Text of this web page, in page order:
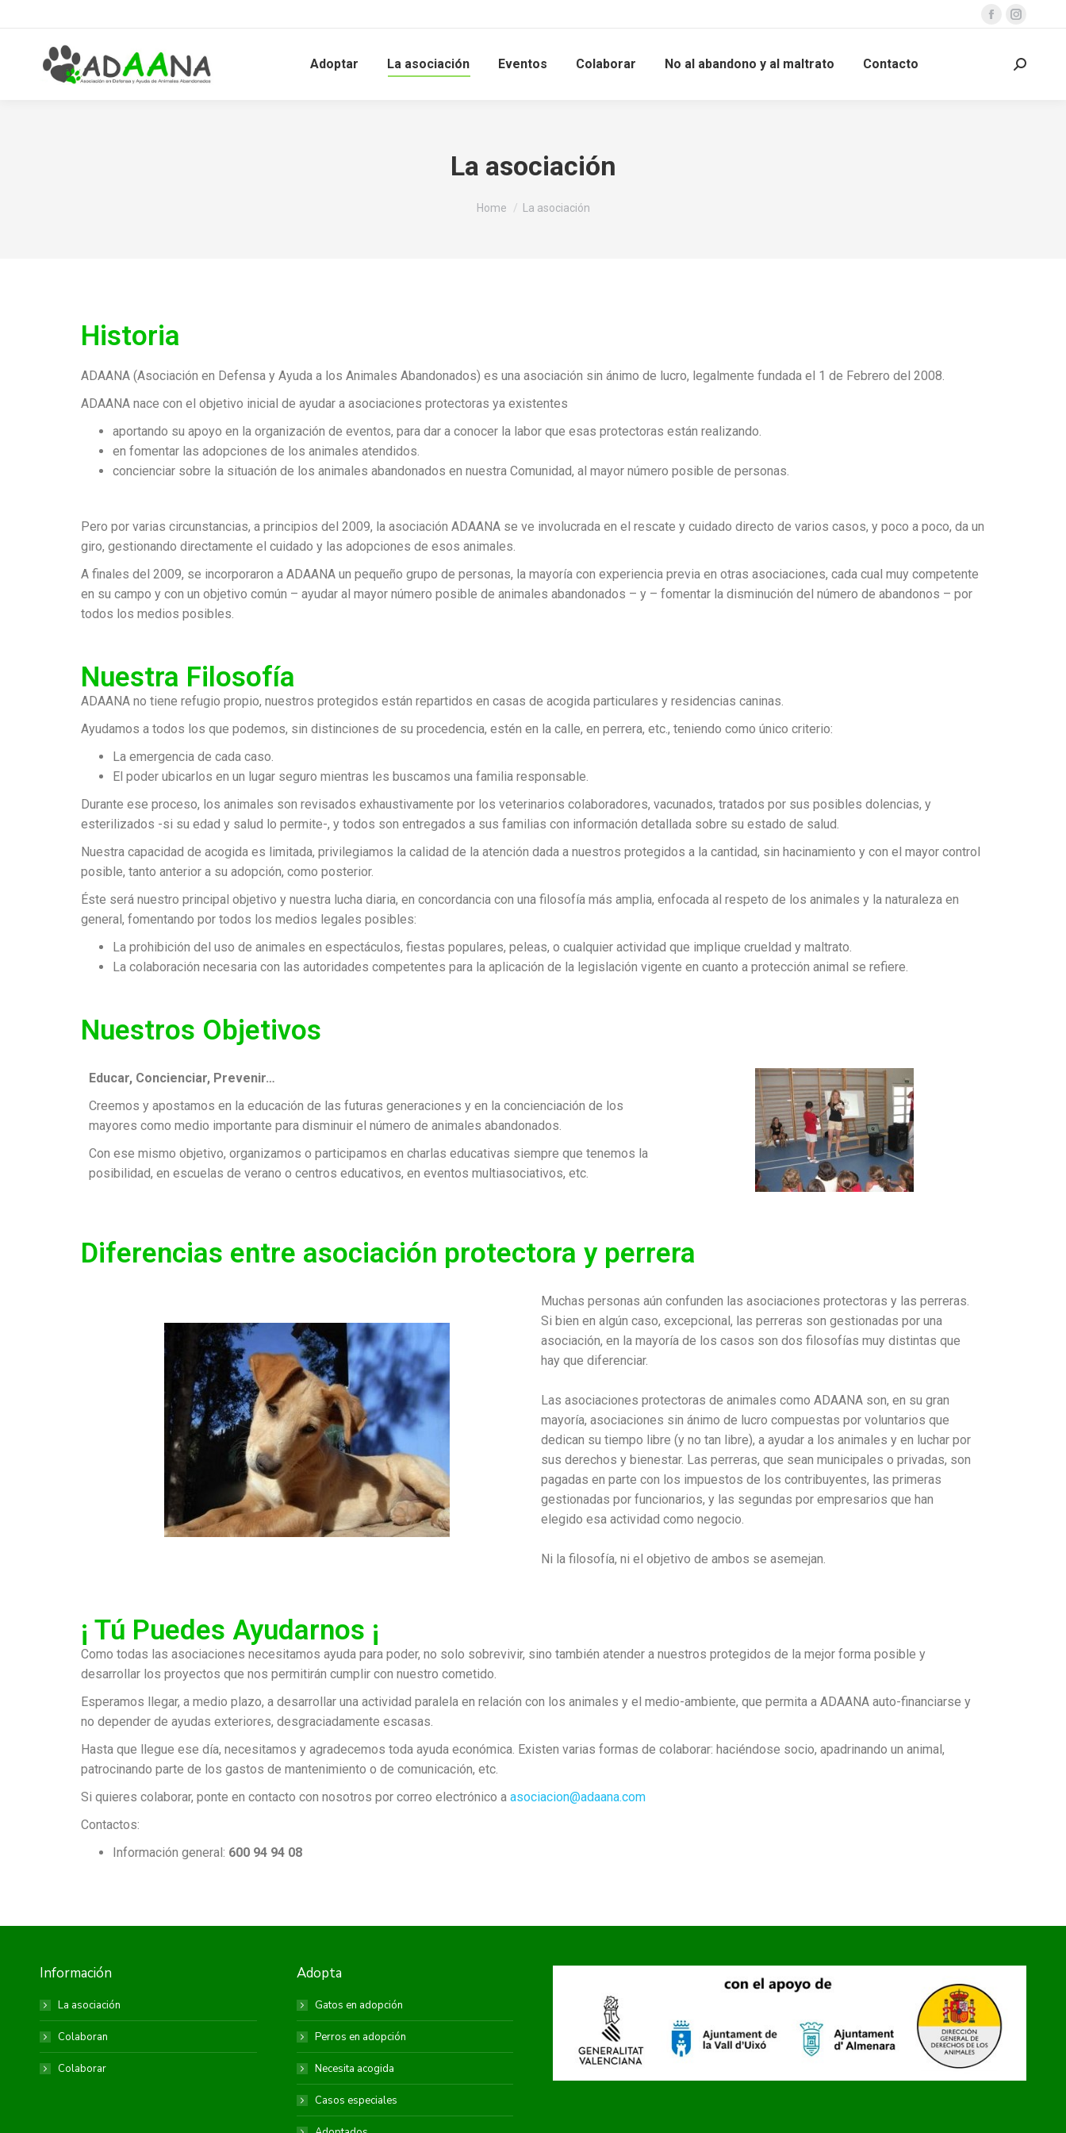
Adoptar La asociación Eventos Colaborar No al abandono y al maltrato Contacto
La asociación
You are here:
Home La asociación
Historia
ADAANA (Asociación en Defensa y Ayuda a los Animales Abandonados) es una asociación sin ánimo de lucro, legalmente fundada el 1 de Febrero del 2008.
ADAANA nace con el objetivo inicial de ayudar a asociaciones protectoras ya existentes
aportando su apoyo en la organización de eventos, para dar a conocer la labor que esas protectoras están realizando.
en fomentar las adopciones de los animales atendidos.
concienciar sobre la situación de los animales abandonados en nuestra Comunidad, al mayor número posible de personas.
Pero por varias circunstancias, a principios del 2009, la asociación ADAANA se ve involucrada en el rescate y cuidado directo de varios casos, y poco a poco, da un
giro, gestionando directamente el cuidado y las adopciones de esos animales.
A finales del 2009, se incorporaron a ADAANA un pequeño grupo de personas, la mayoría con experiencia previa en otras asociaciones, cada cual muy competente
en su campo y con un objetivo común – ayudar al mayor número posible de animales abandonados – y – fomentar la disminución del número de abandonos – por
todos los medios posibles.
Nuestra Filosofía
ADAANA no tiene refugio propio, nuestros protegidos están repartidos en casas de acogida particulares y residencias caninas.
Ayudamos a todos los que podemos, sin distinciones de su procedencia, estén en la calle, en perrera, etc., teniendo como único criterio:
La emergencia de cada caso.
El poder ubicarlos en un lugar seguro mientras les buscamos una familia responsable.
Durante ese proceso, los animales son revisados exhaustivamente por los veterinarios colaboradores, vacunados, tratados por sus posibles dolencias, y
esterilizados -si su edad y salud lo permite-, y todos son entregados a sus familias con información detallada sobre su estado de salud.
Nuestra capacidad de acogida es limitada, privilegiamos la calidad de la atención dada a nuestros protegidos a la cantidad, sin hacinamiento y con el mayor control
posible, tanto anterior a su adopción, como posterior.
Éste será nuestro principal objetivo y nuestra lucha diaria, en concordancia con una filosofía más amplia, enfocada al respeto de los animales y la naturaleza en
general, fomentando por todos los medios legales posibles:
La prohibición del uso de animales en espectáculos, fiestas populares, peleas, o cualquier actividad que implique crueldad y maltrato.
La colaboración necesaria con las autoridades competentes para la aplicación de la legislación vigente en cuanto a protección animal se refiere.
Nuestros Objetivos
Educar, Concienciar, Prevenir…
Creemos y apostamos en la educación de las futuras generaciones y en la concienciación de los
mayores como medio importante para disminuir el número de animales abandonados.
Con ese mismo objetivo, organizamos o participamos en charlas educativas siempre que tenemos la
posibilidad, en escuelas de verano o centros educativos, en eventos multiasociativos, etc.
Diferencias entre asociación protectora y perrera
Muchas personas aún confunden las asociaciones protectoras y las perreras.
Si bien en algún caso, excepcional, las perreras son gestionadas por una
asociación, en la mayoría de los casos son dos filosofías muy distintas que
hay que diferenciar.
Las asociaciones protectoras de animales como ADAANA son, en su gran
mayoría, asociaciones sin ánimo de lucro compuestas por voluntarios que
dedican su tiempo libre (y no tan libre), a ayudar a los animales y en luchar por
sus derechos y bienestar. Las perreras, que sean municipales o privadas, son
pagadas en parte con los impuestos de los contribuyentes, las primeras
gestionadas por funcionarios, y las segundas por empresarios que han
elegido esa actividad como negocio.
Ni la filosofía, ni el objetivo de ambos se asemejan.
¡ Tú Puedes Ayudarnos ¡
Como todas las asociaciones necesitamos ayuda para poder, no solo sobrevivir, sino también atender a nuestros protegidos de la mejor forma posible y
desarrollar los proyectos que nos permitirán cumplir con nuestro cometido.
Esperamos llegar, a medio plazo, a desarrollar una actividad paralela en relación con los animales y el medio-ambiente, que permita a ADAANA auto-financiarse y
no depender de ayudas exteriores, desgraciadamente escasas.
Hasta que llegue ese día, necesitamos y agradecemos toda ayuda económica. Existen varias formas de colaborar: haciéndose socio, apadrinando un animal,
patrocinando parte de los gastos de mantenimiento o de comunicación, etc.
Si quieres colaborar, ponte en contacto con nosotros por correo electrónico a asociacion@adaana.com
Contactos:
Información general: 600 94 94 08
Información
La asociación
Colaboran
Colaborar
Adopta
Gatos en adopción
Perros en adopción
Necesita acogida
Casos especiales